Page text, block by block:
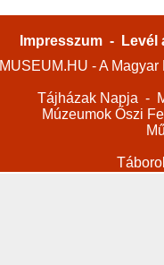
Impresszum -
Levél
MUSEUM.HU - A
Tájházak Napja -
Múzeumok Őszi